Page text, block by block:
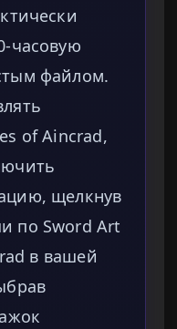
часовую
файлом.
of Aincrad,
щелкнув
по Sword Art
в вашей